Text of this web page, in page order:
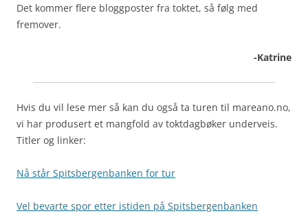
Det kommer flere bloggposter fra toktet, så følg med
fremover.
-Katrine
Hvis du vil lese mer så kan du også ta turen til mareano.no,
vi har produsert et mangfold av toktdagbøker underveis.
Titler og linker:
Nå står Spitsbergenbanken for tur
Vel bevarte spor etter istiden på Spitsbergenbanken